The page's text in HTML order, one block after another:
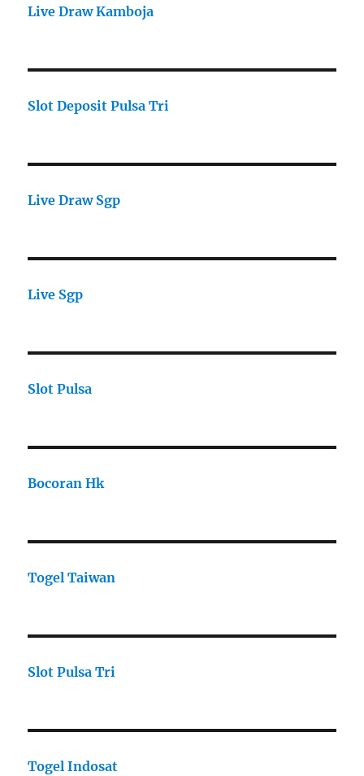
Live Draw Kamboja
Slot Deposit Pulsa Tri
Live Draw Sgp
Live Sgp
Slot Pulsa
Bocoran Hk
Togel Taiwan
Slot Pulsa Tri
Togel Indosat